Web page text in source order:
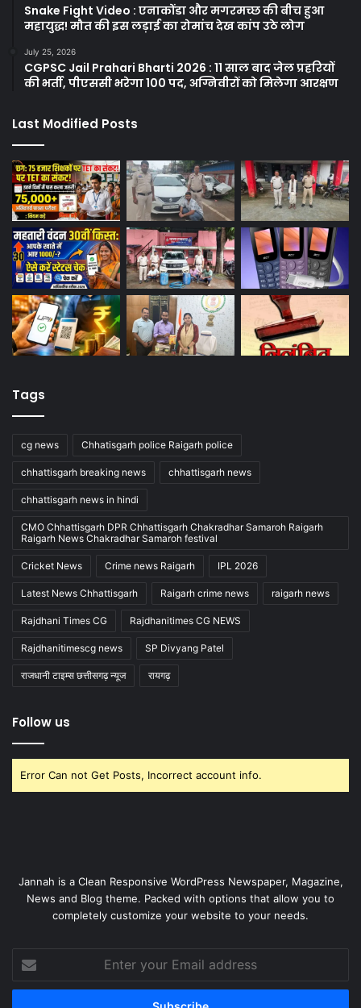
Snake Fight Video : एनाकोंडा और मगरमच्छ की बीच हुआ
महायुद्ध! मौत की इस लड़ाई का रोमांच देख कांप उठे लोग
July 25, 2026
CGPSC Jail Prahari Bharti 2026 : 11 साल बाद जेल प्रहरियों
की भर्ती, पीएससी भरेगा 100 पद, अग्निवीरों को मिलेगा आरक्षण
Last Modified Posts
Tags
cg news Chhatisgarh police Raigarh police
chhattisgarh breaking news chhattisgarh news
chhattisgarh news in hindi
CMO Chhattisgarh DPR Chhattisgarh Chakradhar Samaroh Raigarh
Raigarh News Chakradhar Samaroh festival
Cricket News Crime news Raigarh IPL 2026
Latest News Chhattisgarh Raigarh crime news raigarh news
Rajdhani Times CG Rajdhanitimes CG NEWS
Rajdhanitimescg news SP Divyang Patel
राजधानी टाइम्स छत्तीसगढ़ न्यूज रायगढ़
Follow us
Error Can not Get Posts, Incorrect account info.
Jannah is a Clean Responsive WordPress Newspaper, Magazine,
News and Blog theme. Packed with options that allow you to
completely customize your website to your needs.
your
Email